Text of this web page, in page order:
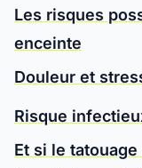
Les risques
enceinte
Douleur et
Risque
Et si le